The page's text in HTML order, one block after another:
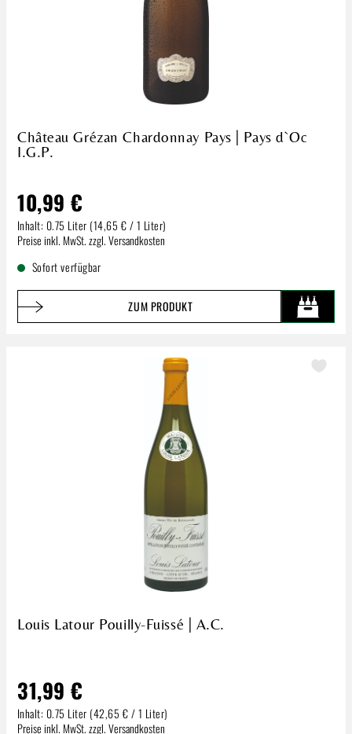
Château Grézan Chardonnay Pays | Pays d`Oc
I.G.P.
10,99 €
Inhalt: 0.75 Liter (14,65 € / 1 Liter)
Regulärer Preis:
Preise inkl. MwSt. zzgl. Versandkosten
Sofort verfügbar
ZUM PRODUKT
Louis Latour Pouilly-Fuissé | A.C.
31,99 €
Inhalt: 0.75 Liter (42,65 € / 1 Liter)
Regulärer Preis:
Preise inkl. MwSt. zzgl. Versandkosten